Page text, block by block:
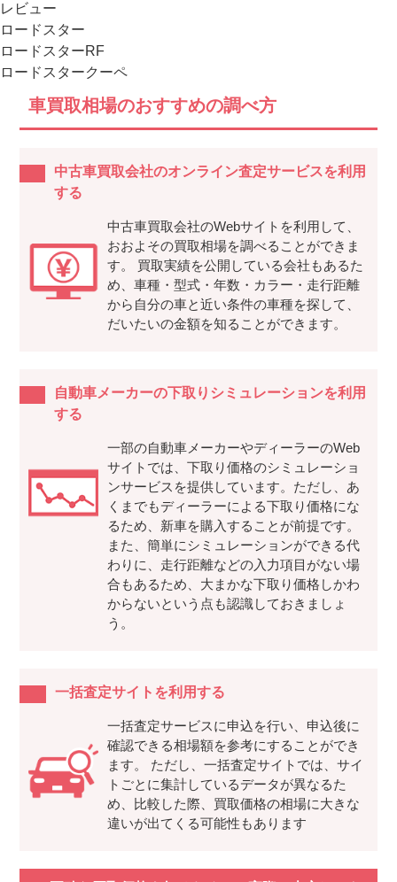
レビュー
ロードスター
ロードスターRF
ロードスタークーペ
車買取相場のおすすめの調べ方
中古車買取会社のオンライン査定サービスを利用
する
中古車買取会社のWebサイトを利用して、
おおよその買取相場を調べることができま
す。 買取実績を公開している会社もあるた
め、車種・型式・年数・カラー・走行距離
から自分の車と近い条件の車種を探して、
だいたいの金額を知ることができます。
自動車メーカーの下取りシミュレーションを利用
する
一部の自動車メーカーやディーラーのWeb
サイトでは、下取り価格のシミュレーショ
ンサービスを提供しています。ただし、あ
くまでもディーラーによる下取り価格にな
るため、新車を購入することが前提です。
また、簡単にシミュレーションができる代
わりに、走行距離などの入力項目がない場
合もあるため、大まかな下取り価格しかわ
からないという点も認識しておきましょ
う。
一括査定サイトを利用する
一括査定サービスに申込を行い、申込後に
確認できる相場額を参考にすることができ
ます。 ただし、一括査定サイトでは、サイ
トごとに集計しているデータが異なるた
め、比較した際、買取価格の相場に大きな
違いが出てくる可能性もあります